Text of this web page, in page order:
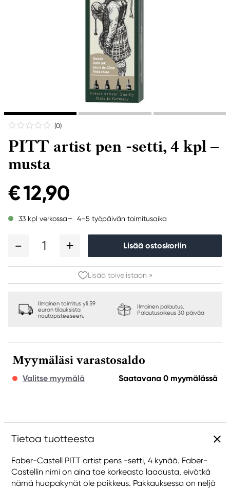
(0)
PITT artist pen -setti, 4 kpl –
musta
€ 12,90
33 kpl verkossa 4–5 työpäivän toimitusaika
1 Lisää ostoskoriin
Lisää toivelistaan »
Ilmainen toimitus yli 59
euron tilauksista
noutopisteeseen.
Ilmainen palautus.
Palautusoikeus 30 päivää
Myymäläsi varastosaldo
Valitse myymälä Saatavana 0 myymälässä
Tietoa tuotteesta
Faber-Castell PITT artist pens -setti, 4 kynää. Faber-
Castellin nimi on aina tae korkeasta laadusta, eivätkä
nämä huopakynät ole poikkeus. Pakkauksessa on neljä